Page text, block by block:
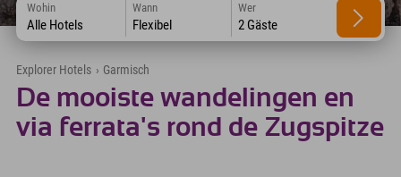
Wohin
Alle Hotels
Wann
Flexibel
Wer
2 Gäste
Explorer Hotels › Garmisch
De mooiste wandelingen en
via ferrata's rond de Zugspitze